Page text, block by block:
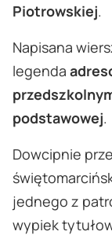
Piotrowskiej.
Napisana
legenda
podstawowej.
Dowcipnie
jednego z
wypiek